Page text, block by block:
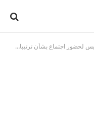
بشأن ترتيبات الأوضاع فى قطاع غزة